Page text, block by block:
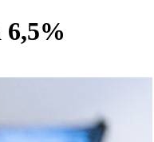
6,5%